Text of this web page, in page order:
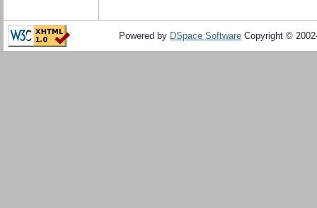
Powered by DSpace Software Copyright ©